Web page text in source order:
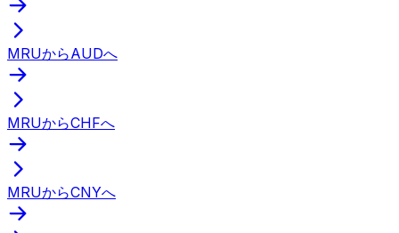
MRUからAUDへ
MRUからCHFへ
MRUからCNYへ